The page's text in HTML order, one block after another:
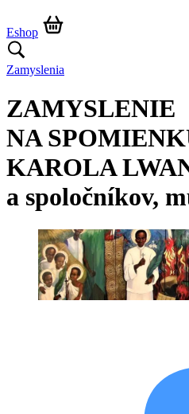
Eshop
Zamyslenia
ZAMYSLENIE
NA
KAROLA
a spoločníkov,